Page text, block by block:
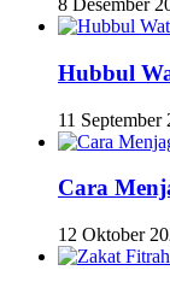
8 Desember
Hubbul
11 September
Cara
12 Oktober